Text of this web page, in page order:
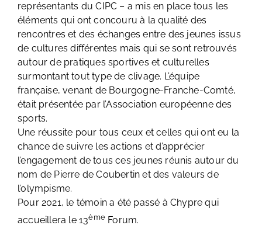
représentants du CIPC – a mis en place tous les
éléments qui ont concouru à la qualité des
rencontres et des échanges entre des jeunes issus
de cultures différentes mais qui se sont retrouvés
autour de pratiques sportives et culturelles
surmontant tout type de clivage. L’équipe
française, venant de Bourgogne-Franche-Comté,
était présentée par l’Association européenne des
sports.
Une réussite pour tous ceux et celles qui ont eu la
chance de suivre les actions et d’apprécier
l’engagement de tous ces jeunes réunis autour du
nom de Pierre de Coubertin et des valeurs de
l’olympisme.
Pour 2021, le témoin a été passé à Chypre qui
accueillera le 13èmeForum.